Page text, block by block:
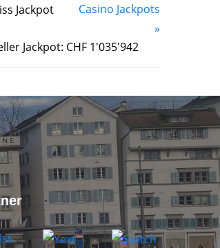
Casino Jackpots
»
Jackpot: CHF 1'035'942